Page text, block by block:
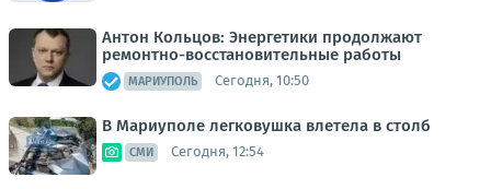
Антон Кольцов: Энергетики продолжают
ремонтно-восстановительные работы
МАРИУПОЛЬ Сегодня, 10:50
В Мариуполе легковушка влетела в столб
СМИ Сегодня, 12:54